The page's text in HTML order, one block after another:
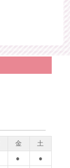
金
土
●
●